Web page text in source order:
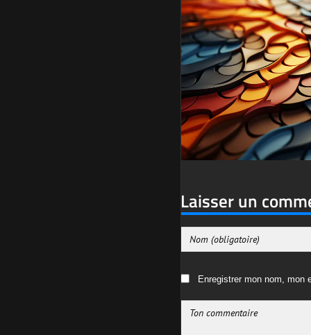
Laisser un
Enregistrer mon nom, mon